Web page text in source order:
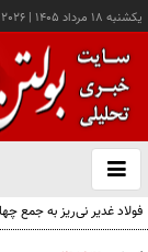
يکشنبه ۱۸ مرداد ۱۴۰۵ |
باز
و
فولاد غدیر نی‌ریز به جمع